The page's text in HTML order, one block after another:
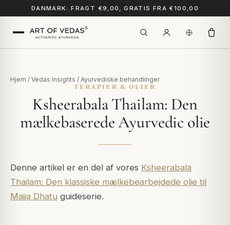
DANMARK: FRAGT €9,00, GRATIS FRA €100,00
Hjem / Vedas Insights / Ayurvediske behandlinger
TERAPIER & OLIER
Ksheerabala Thailam: Den
mælkebaserede Ayurvedic olie
Denne artikel er en del af vores Ksheerabala
Thailam: Den klassiske mælkebearbejdede olie til
Majja Dhatu guideserie.